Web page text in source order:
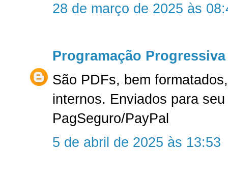
28 de março de 2025 às
Programação Progressiva
São PDFs, bem
internos. Enviados para
PagSeguro/PayPal
5 de abril de 2025 às 13:53